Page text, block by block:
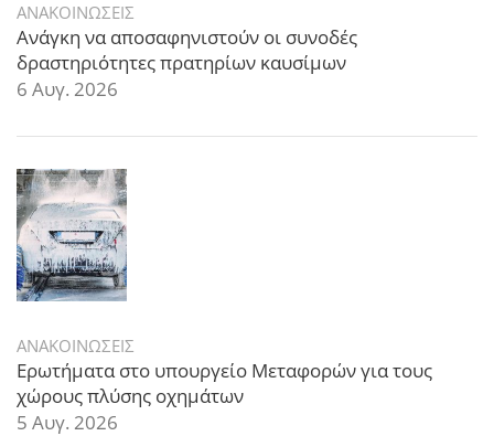
ΑΝΑΚΟΙΝΩΣΕΙΣ
Ανάγκη να αποσαφηνιστούν οι συνοδές
δραστηριότητες πρατηρίων καυσίμων
6 Αυγ. 2026
ΑΝΑΚΟΙΝΩΣΕΙΣ
Ερωτήματα στο υπουργείο Μεταφορών για τους
χώρους πλύσης οχημάτων
5 Αυγ. 2026